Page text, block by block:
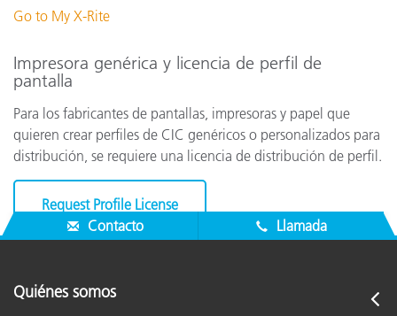
Go to My X-Rite
Impresora genérica y licencia de perfil de
pantalla
Para los fabricantes de pantallas, impresoras y papel que
quieren crear perfiles de CIC genéricos o personalizados para
distribución, se requiere una licencia de distribución de perfil.
Request Profile License
Contacto
Llamada
Quiénes somos